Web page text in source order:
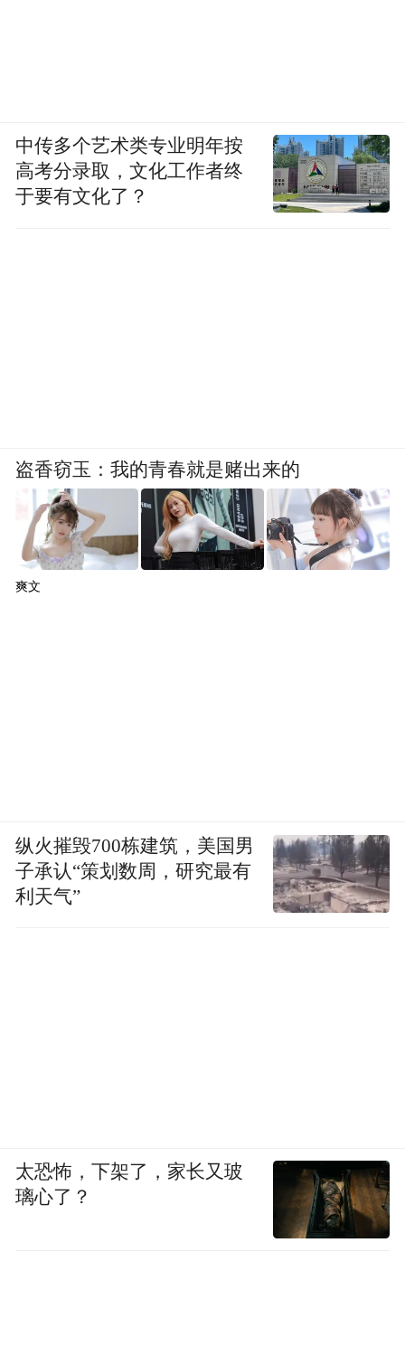
中传多个艺术类专业明年按
高考分录取，文化工作者终
于要有文化了？
盗香窃玉：我的青春就是赌出来的
爽文
纵火摧毁700栋建筑，美国男
子承认“策划数周，研究最有
利天气”
太恐怖，下架了，家长又玻
璃心了？